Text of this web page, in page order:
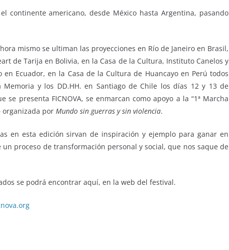
continente americano, desde México hasta Argentina, pasando
mismo se ultiman las proyecciones en Río de Janeiro en Brasil,
de Tarija en Bolivia, en la Casa de la Cultura, Instituto Canelos y
en Ecuador, en la Casa de la Cultura de Huancayo en Perú todos
y los DD.HH. en Santiago de Chile los días 12 y 13 de
presenta FICNOVA, se enmarcan como apoyo a la “1ª Marcha
organizada por Mundo sin guerras y sin violencia.
en esta edición sirvan de inspiración y ejemplo para ganar en
proceso de transformación personal y social, que nos saque de
se podrá encontrar aquí, en la web del festival.